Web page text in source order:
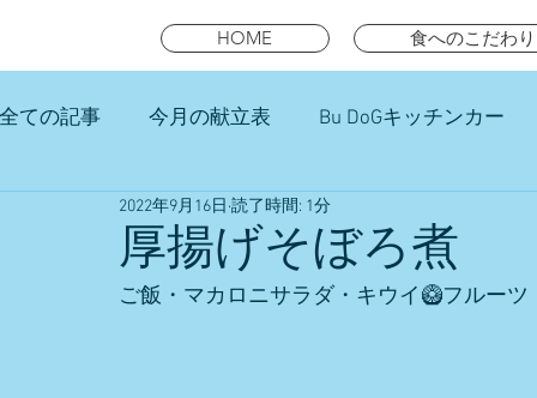
HOME 食へのこだわり
全ての記事 今月の献立表 Bu DoGキッチンカー
未就園児スマイルキッズランチ
厚揚げそぼろ煮
2022年9月16日 読了時間: 1分
ご飯・マカロニサラダ・キウイ🥝フルーツ